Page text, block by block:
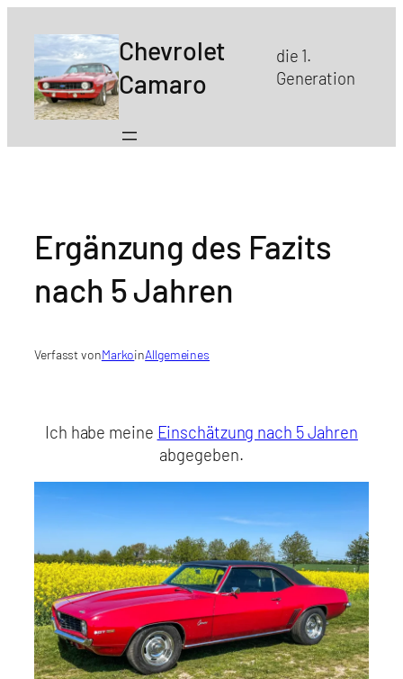
Inhalt
springen
Chevrolet
Camaro
die 1.
Generation
Ergänzung des Fazits
nach 5 Jahren
Verfasst vonMarkoinAllgemeines
Ich habe meine Einschätzung nach 5 Jahren
abgegeben.